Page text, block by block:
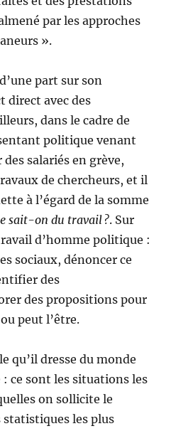
par les approches
».
part sur son
direct avec des
dans le cadre de
politique venant
salariés en grève,
de chercheurs, et il
à l’égard de la somme
sait-on du travail ?. Sur
d’homme politique :
sociaux, dénoncer ce
des
des propositions pour
peut l’être.
qu’il dresse du monde
ce sont les situations les
on sollicite le
statistiques les plus